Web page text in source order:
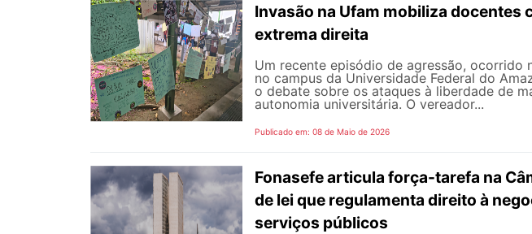
Invasão na Ufam mobiliza docentes
extrema direita
Um recente episódio de agressão, ocorrido
no campus da Universidade Federal do
o debate sobre os ataques à liberdade de
autonomia universitária. O vereador...
Publicado em: 08 de Maio de 2026
Fonasefe articula força-tarefa na
de lei que regulamenta direito à
serviços públicos